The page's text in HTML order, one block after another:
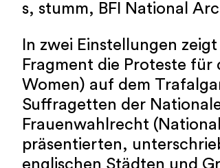
s, stumm, BFI National
In zwei Einstellungen
Fragment die Proteste
Women) auf dem
Suffragetten der
Frauenwahlrecht
präsentierten,
englischen Städten und